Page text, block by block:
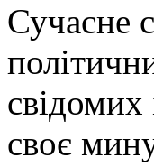
Сучасне
свідомих
своє